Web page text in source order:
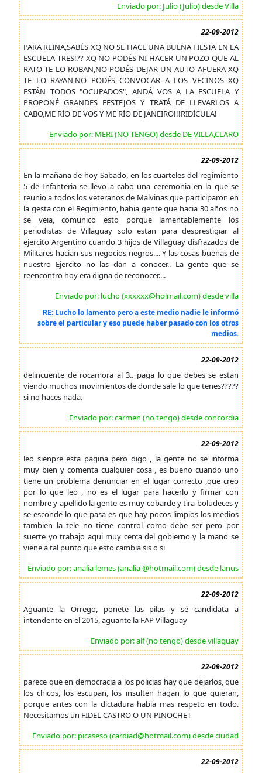
Enviado por: Julio (Julio) desde Villa
22-09-2012
PARA REINA,SABÉS XQ NO SE HACE UNA BUENA FIESTA EN LA
ESCUELA TRES!?? XQ NO PODÉS NI HACER UN POZO QUE AL
RATO TE LO ROBAN,NO PODÉS DEJAR UN AUTO AFUERA XQ
TE LO RAYAN,NO PODÉS CONVOCAR A LOS VECINOS XQ
ESTÁN TODOS "OCUPADOS", ANDÁ VOS A LA ESCUELA Y
PROPONÉ GRANDES FESTEJOS Y TRATÁ DE LLEVARLOS A
CABO,ME RÍO DE VOS Y ME RÍO DE JANEIRO!!!RIDÍCULA!
Enviado por: MERI (NO TENGO) desde DE VILLA,CLARO
22-09-2012
En la mañana de hoy Sabado, en los cuarteles del regimiento
5 de Infanteria se llevo a cabo una ceremonia en la que se
reunio a todos los veteranos de Malvinas que participaron en
la gesta con el Regimiento, habia gente que hacia 30 años no
se veia, comunico esto porque lamentablemente los
periodistas de Villaguay solo estan para desprestigiar al
ejercito Argentino cuando 3 hijos de Villaguay disfrazados de
Militares hacian sus negocios negros.... Y las cosas buenas de
nuestro Ejercito no las dan a conocer.. La gente que se
reencontro hoy era digna de reconocer....
Enviado por: lucho (xxxxxx@holmail.com) desde villa
RE: Lucho lo lamento pero a este medio nadie le informó
sobre el particular y eso puede haber pasado con los otros
medios.
22-09-2012
delincuente de rocamora al 3.. paga lo que debes se estan
viendo muchos movimientos de donde sale lo que tenes?????
si no haces nada.
Enviado por: carmen (no tengo) desde concordia
22-09-2012
leo sienpre esta pagina pero digo , la gente no se informa
muy bien y comenta cualquier cosa , es bueno cuando uno
tiene un problema denunciar en el lugar correcto ,que creo
por lo que leo , no es el lugar para hacerlo y firmar con
nombre y apellido la gente es muy cobarde y tira boludeces y
se esconde lo que pasa es que hay pocos limpios los medios
tambien la tele no tiene control como debe ser pero por
suerte yo trabajo aqui muy cerca del gobierno y la mano se
viene a tal punto que esto cambia sis o si
Enviado por: analia lemes (analia @hotmail.com) desde lanus
22-09-2012
Aguante la Orrego, ponete las pilas y sé candidata a
intendente en el 2015, aguante la FAP Villaguay
Enviado por: alf (no tengo) desde villaguay
22-09-2012
parece que en democracia a los policias hay que dejarlos, que
los chicos, los escupan, los insulten hagan lo que quieran,
porque antes con la dictadura habia mas respeto en todo.
Necesitamos un FIDEL CASTRO O UN PINOCHET
Enviado por: picaseso (cardiad@hotmail.com) desde ciudad
22-09-2012